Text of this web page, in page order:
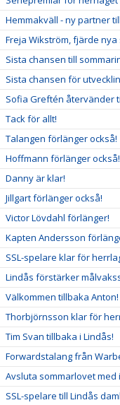
Hemmakväll - ny partner
Freja Wikström, fjärde
Sista chansen till
Sista chansen för
Sofia Greftén återvänder
Tack för allt!
Talangen förlänger också!
Hoffmann förlänger också!
Danny är klar!
Jillgart förlänger också!
Victor Lövdahl förlänger!
Kapten Andersson
SSL-spelare klar för
Lindås förstärker
Välkommen tillbaka Anton!
Thorbjörnsson klar för
Tim Svan tillbaka i Lindås!
Forwardstalang från
Avsluta sommarlovet med
SSL-spelare till Lindås